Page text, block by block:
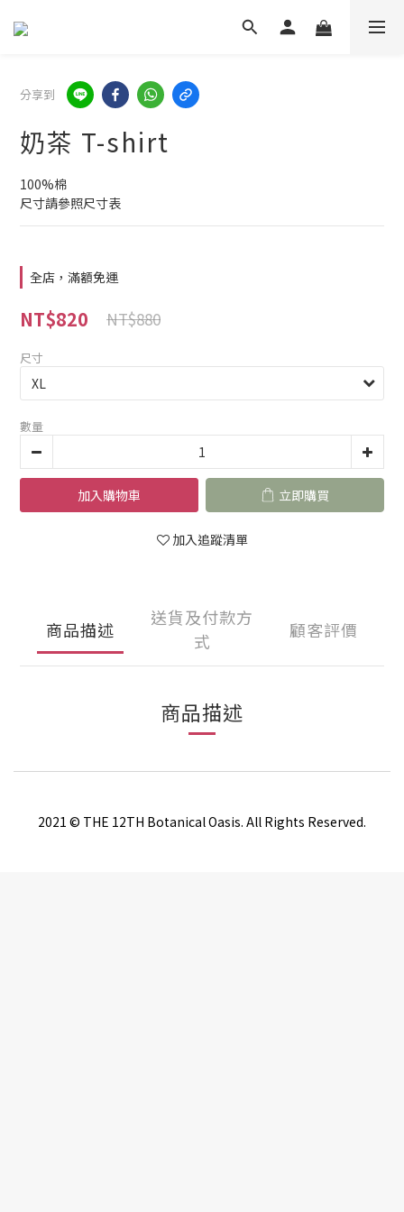
分享到
奶茶 T-shirt
100%棉
尺寸請參照尺寸表
全店，滿額免運
NT$820 NT$880
尺寸
數量
加入購物車 立即購買
加入追蹤清單
商品描述
送貨及付款方
式
顧客評價
商品描述
2021 © THE 12TH Botanical Oasis. All Rights Reserved.